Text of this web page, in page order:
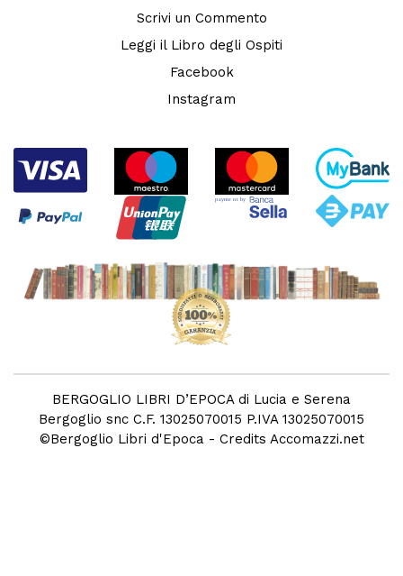
Scrivi un Commento
Leggi il Libro degli Ospiti
Facebook
Instagram
BERGOGLIO LIBRI D’EPOCA di Lucia e Serena
Bergoglio snc C.F. 13025070015 P.IVA 13025070015
©Bergoglio Libri d'Epoca - Credits Accomazzi.net